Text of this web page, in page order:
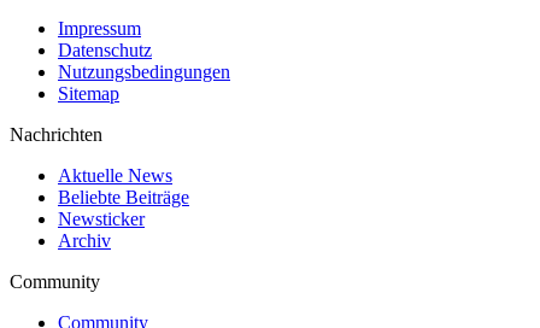
Impressum
Datenschutz
Nutzungsbedingungen
Sitemap
Nachrichten
Aktuelle News
Beliebte Beiträge
Newsticker
Archiv
Community
Community